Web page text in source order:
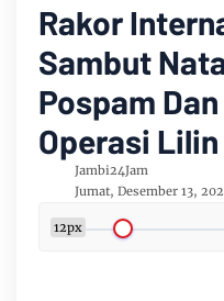
Rakor
Sambut
Pospam
Operasi
Jambi24Jam
Jumat, Desember 13,
12px